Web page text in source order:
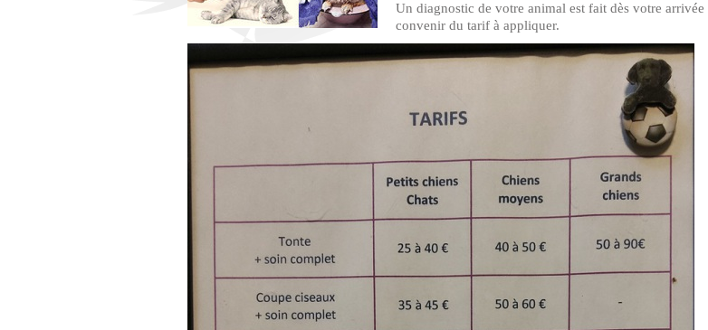
Un diagnostic de votre animal est fait dès votre arrivée
convenir du tarif à appliquer.